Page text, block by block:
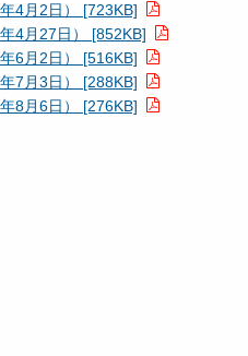
4月2日） [723KB]
4月27日） [852KB]
6月2日） [516KB]
7月3日） [288KB]
8月6日） [276KB]